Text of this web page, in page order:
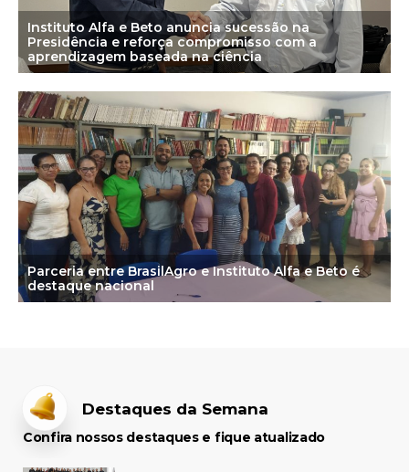
Instituto Alfa e Beto anuncia sucessão na
Presidência e reforça compromisso com a
aprendizagem baseada na ciência
Parceria entre BrasilAgro e Instituto Alfa e Beto é
destaque nacional
Destaques da Semana
Confira nossos destaques e fique atualizado